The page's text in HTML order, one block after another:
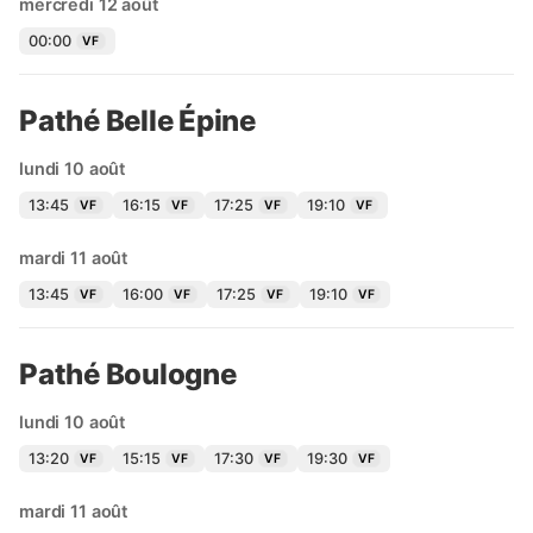
mercredi 12 août
00:00 VF
Pathé Belle Épine
lundi 10 août
13:45 VF 16:15 VF 17:25 VF 19:10 VF
mardi 11 août
13:45 VF 16:00 VF 17:25 VF 19:10 VF
Pathé Boulogne
lundi 10 août
13:20 VF 15:15 VF 17:30 VF 19:30 VF
mardi 11 août